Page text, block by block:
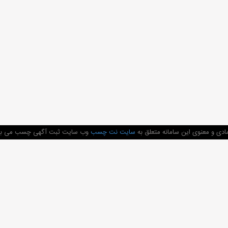
و معنوی این سامانه متعلق به سایت نت چسب وب سایت ثبت آگهی چسب می